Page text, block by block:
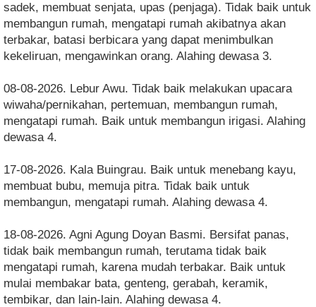
sadek, membuat senjata, upas (penjaga). Tidak baik untuk
membangun rumah, mengatapi rumah akibatnya akan
terbakar, batasi berbicara yang dapat menimbulkan
kekeliruan, mengawinkan orang. Alahing dewasa 3.
08-08-2026. Lebur Awu. Tidak baik melakukan upacara
wiwaha/pernikahan, pertemuan, membangun rumah,
mengatapi rumah. Baik untuk membangun irigasi. Alahing
dewasa 4.
17-08-2026. Kala Buingrau. Baik untuk menebang kayu,
membuat bubu, memuja pitra. Tidak baik untuk
membangun, mengatapi rumah. Alahing dewasa 4.
18-08-2026. Agni Agung Doyan Basmi. Bersifat panas,
tidak baik membangun rumah, terutama tidak baik
mengatapi rumah, karena mudah terbakar. Baik untuk
mulai membakar bata, genteng, gerabah, keramik,
tembikar, dan lain-lain. Alahing dewasa 4.